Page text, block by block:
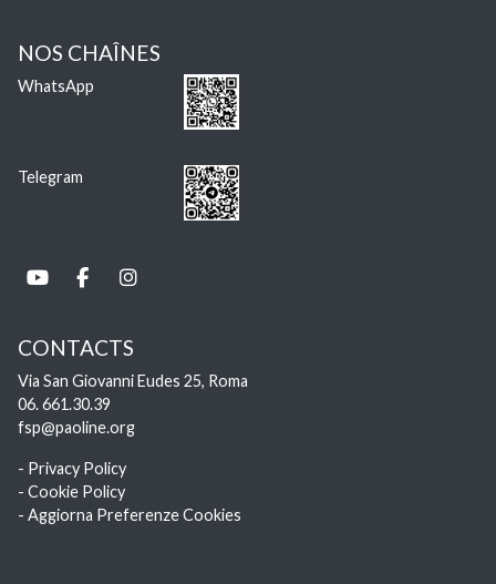
NOS CHAÎNES
WhatsApp
Telegram
CONTACTS
Via San Giovanni Eudes 25, Roma
06. 661.30.39
fsp@paoline.org
- Privacy Policy
- Cookie Policy
- Aggiorna Preferenze Cookies